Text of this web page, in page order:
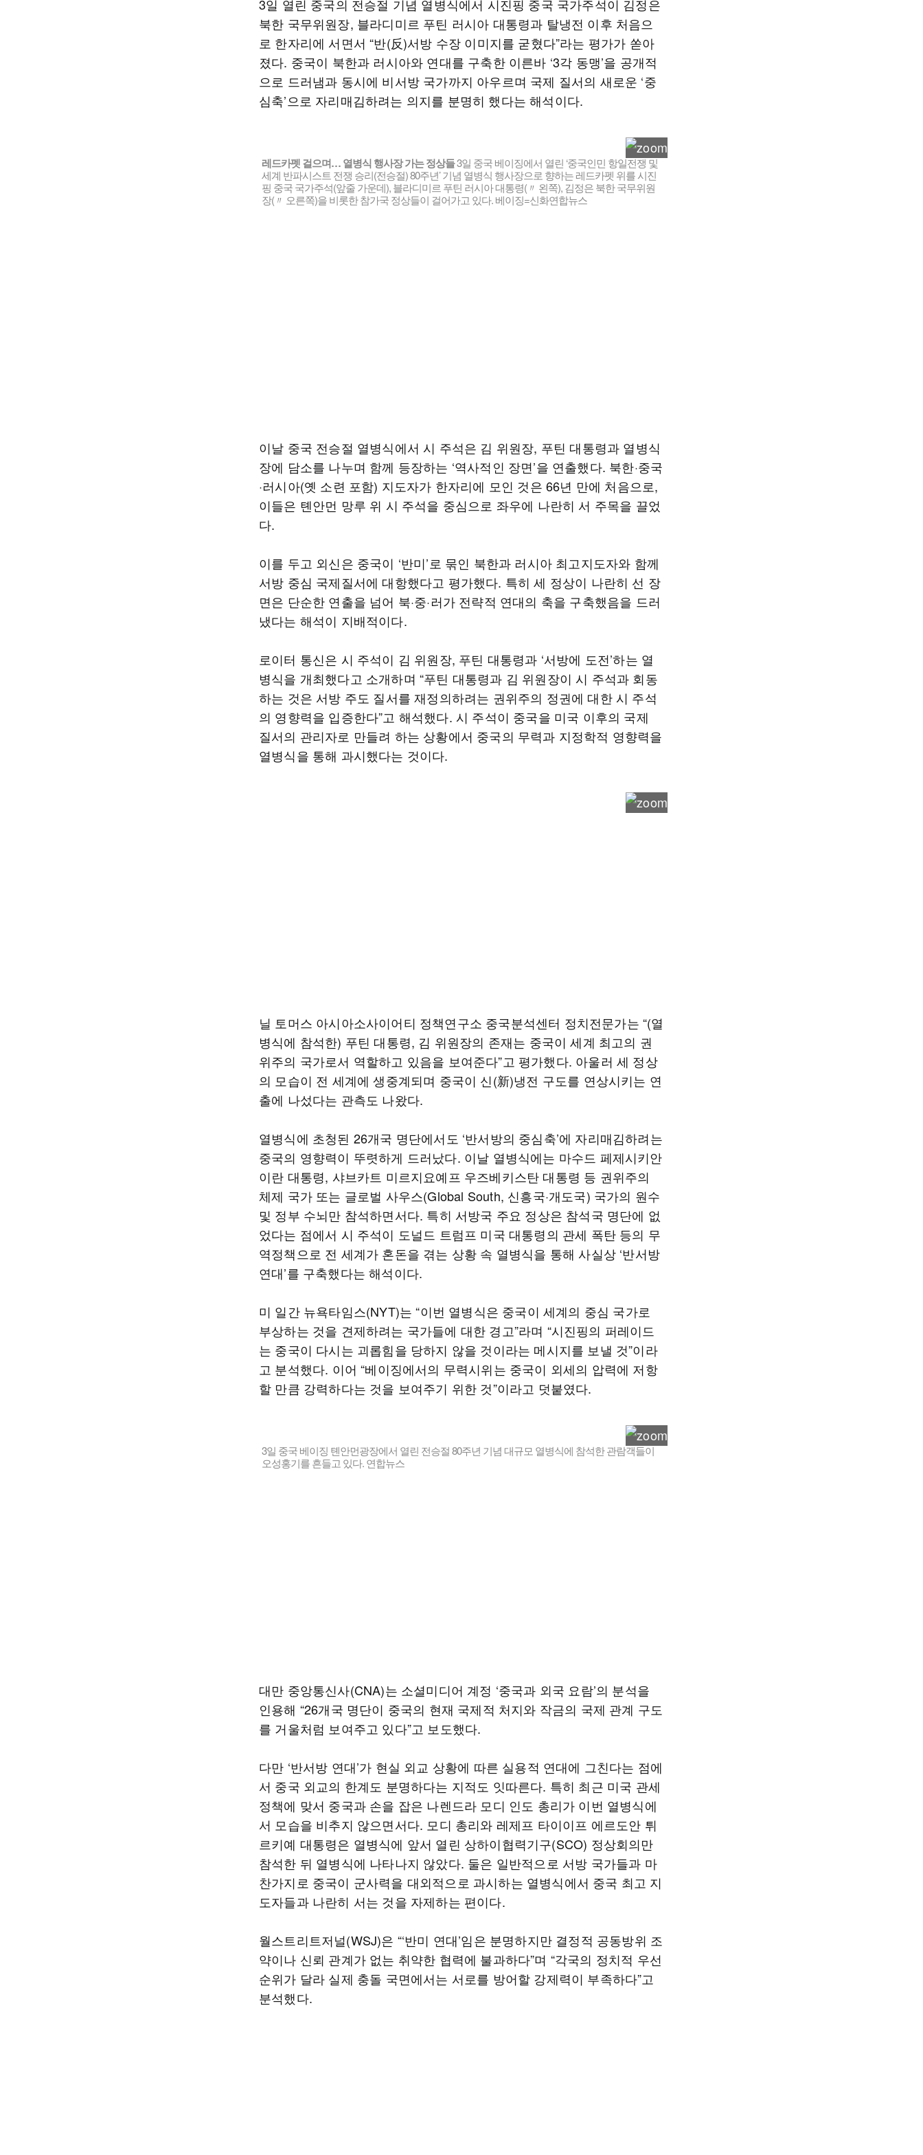
3일 열린 중국의 전승절 기념 열병식에서 시진핑 중국 국가주석이 김정은
북한 국무위원장, 블라디미르 푸틴 러시아 대통령과 탈냉전 이후 처음으
로 한자리에 서면서 “반(反)서방 수장 이미지를 굳혔다”라는 평가가 쏟아
졌다. 중국이 북한과 러시아와 연대를 구축한 이른바 ‘3각 동맹’을 공개적
으로 드러냄과 동시에 비서방 국가까지 아우르며 국제 질서의 새로운 ‘중
심축’으로 자리매김하려는 의지를 분명히 했다는 해석이다.
레드카펫 걸으며… 열병식 행사장 가는 정상들3일 중국 베이징에서 열린 ‘중국인민 항일전쟁 및
세계 반파시스트 전쟁 승리(전승절) 80주년’ 기념 열병식 행사장으로 향하는 레드카펫 위를 시진
핑 중국 국가주석(앞줄 가운데), 블라디미르 푸틴 러시아 대통령(〃 왼쪽), 김정은 북한 국무위원
장(〃 오른쪽)을 비롯한 참가국 정상들이 걸어가고 있다. 베이징=신화연합뉴스
이날 중국 전승절 열병식에서 시 주석은 김 위원장, 푸틴 대통령과 열병식
장에 담소를 나누며 함께 등장하는 ‘역사적인 장면’을 연출했다. 북한·중국
·러시아(옛 소련 포함) 지도자가 한자리에 모인 것은 66년 만에 처음으로,
이들은 톈안먼 망루 위 시 주석을 중심으로 좌우에 나란히 서 주목을 끌었
다.
이를 두고 외신은 중국이 ‘반미’로 묶인 북한과 러시아 최고지도자와 함께
서방 중심 국제질서에 대항했다고 평가했다. 특히 세 정상이 나란히 선 장
면은 단순한 연출을 넘어 북·중·러가 전략적 연대의 축을 구축했음을 드러
냈다는 해석이 지배적이다.
로이터 통신은 시 주석이 김 위원장, 푸틴 대통령과 ‘서방에 도전’하는 열
병식을 개최했다고 소개하며 “푸틴 대통령과 김 위원장이 시 주석과 회동
하는 것은 서방 주도 질서를 재정의하려는 권위주의 정권에 대한 시 주석
의 영향력을 입증한다”고 해석했다. 시 주석이 중국을 미국 이후의 국제
질서의 관리자로 만들려 하는 상황에서 중국의 무력과 지정학적 영향력을
열병식을 통해 과시했다는 것이다.
닐 토머스 아시아소사이어티 정책연구소 중국분석센터 정치전문가는 “(열
병식에 참석한) 푸틴 대통령, 김 위원장의 존재는 중국이 세계 최고의 권
위주의 국가로서 역할하고 있음을 보여준다”고 평가했다. 아울러 세 정상
의 모습이 전 세계에 생중계되며 중국이 신(新)냉전 구도를 연상시키는 연
출에 나섰다는 관측도 나왔다.
열병식에 초청된 26개국 명단에서도 ‘반서방의 중심축’에 자리매김하려는
중국의 영향력이 뚜렷하게 드러났다. 이날 열병식에는 마수드 페제시키안
이란 대통령, 샤브카트 미르지요예프 우즈베키스탄 대통령 등 권위주의
체제 국가 또는 글로벌 사우스(Global South, 신흥국·개도국) 국가의 원수
및 정부 수뇌만 참석하면서다. 특히 서방국 주요 정상은 참석국 명단에 없
었다는 점에서 시 주석이 도널드 트럼프 미국 대통령의 관세 폭탄 등의 무
역정책으로 전 세계가 혼돈을 겪는 상황 속 열병식을 통해 사실상 ‘반서방
연대’를 구축했다는 해석이다.
미 일간 뉴욕타임스(NYT)는 “이번 열병식은 중국이 세계의 중심 국가로
부상하는 것을 견제하려는 국가들에 대한 경고”라며 “시진핑의 퍼레이드
는 중국이 다시는 괴롭힘을 당하지 않을 것이라는 메시지를 보낼 것”이라
고 분석했다. 이어 “베이징에서의 무력시위는 중국이 외세의 압력에 저항
할 만큼 강력하다는 것을 보여주기 위한 것”이라고 덧붙였다.
3일 중국 베이징 톈안먼광장에서 열린 전승절 80주년 기념 대규모 열병식에 참석한 관람객들이
오성홍기를 흔들고 있다. 연합뉴스
대만 중앙통신사(CNA)는 소셜미디어 계정 ‘중국과 외국 요람’의 분석을
인용해 “26개국 명단이 중국의 현재 국제적 처지와 작금의 국제 관계 구도
를 거울처럼 보여주고 있다”고 보도했다.
다만 ‘반서방 연대’가 현실 외교 상황에 따른 실용적 연대에 그친다는 점에
서 중국 외교의 한계도 분명하다는 지적도 잇따른다. 특히 최근 미국 관세
정책에 맞서 중국과 손을 잡은 나렌드라 모디 인도 총리가 이번 열병식에
서 모습을 비추지 않으면서다. 모디 총리와 레제프 타이이프 에르도안 튀
르키예 대통령은 열병식에 앞서 열린 상하이협력기구(SCO) 정상회의만
참석한 뒤 열병식에 나타나지 않았다. 둘은 일반적으로 서방 국가들과 마
찬가지로 중국이 군사력을 대외적으로 과시하는 열병식에서 중국 최고 지
도자들과 나란히 서는 것을 자제하는 편이다.
월스트리트저널(WSJ)은 “‘반미 연대’임은 분명하지만 결정적 공동방위 조
약이나 신뢰 관계가 없는 취약한 협력에 불과하다”며 “각국의 정치적 우선
순위가 달라 실제 충돌 국면에서는 서로를 방어할 강제력이 부족하다”고
분석했다.